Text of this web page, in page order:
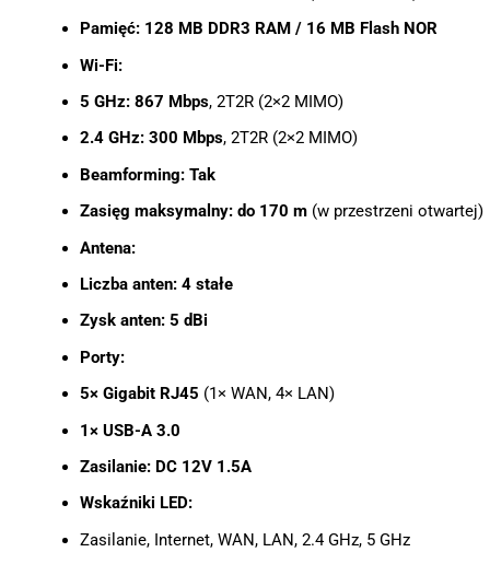
Pamięć: 128 MB DDR3 RAM / 16 MB Flash NOR
Wi-Fi:
5 GHz: 867 Mbps, 2T2R (2×2 MIMO)
2.4 GHz: 300 Mbps, 2T2R (2×2 MIMO)
Beamforming: Tak
Zasięg maksymalny: do 170 m(w przestrzeni otwartej)
Antena:
Liczba anten: 4 stałe
Zysk anten: 5 dBi
Porty:
5× Gigabit RJ45 (1× WAN, 4× LAN)
1× USB-A 3.0
Zasilanie: DC 12V 1.5A
Wskaźniki LED:
Zasilanie, Internet, WAN, LAN, 2.4 GHz, 5 GHz